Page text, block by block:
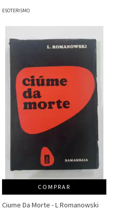
ESOTERISMO
COMPRAR
Ciume Da Morte - L Romanowski